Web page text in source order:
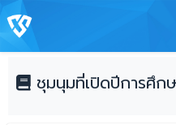
ชุมนุมที่เปิดปีการศึก